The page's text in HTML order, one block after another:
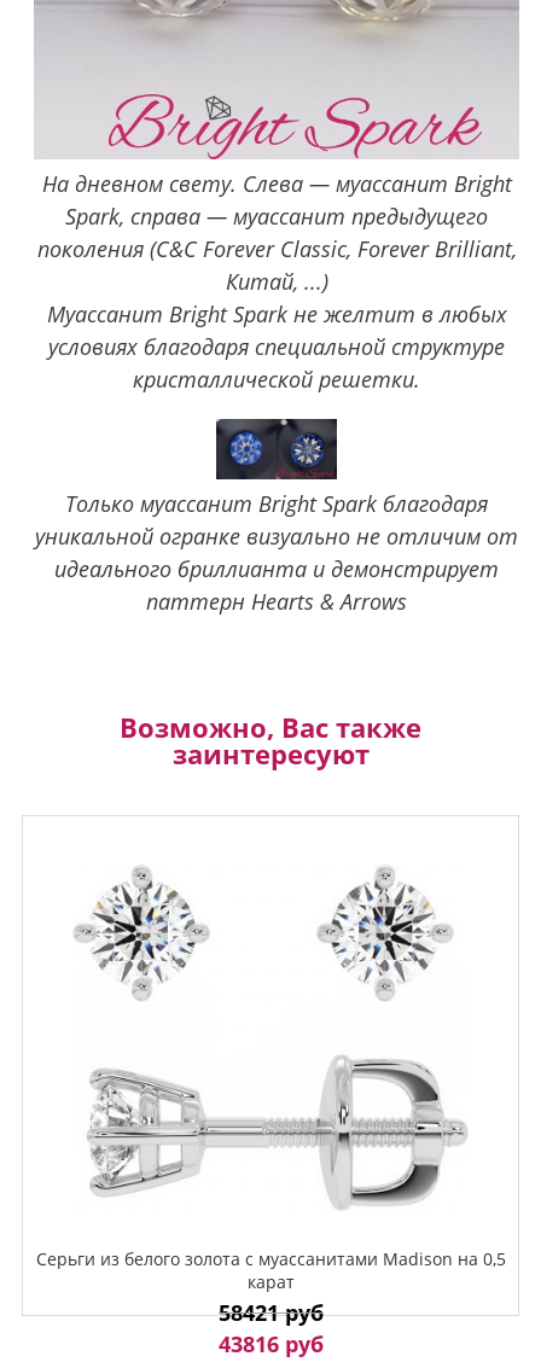
На дневном свету. Слева — муассанит Bright
Spark, справа — муассанит предыдущего
поколения (C&C Forever Classic, Forever Brilliant,
Китай, ...)
Муассанит Bright Spark не желтит в любых
условиях благодаря специальной структуре
кристаллической решетки.
Только муассанит Bright Spark благодаря
уникальной огранке визуально не отличим от
идеального бриллианта и демонстрирует
паттерн Hearts & Arrows
Возможно, Вас также
заинтересуют
Серьги из белого золота с муассанитами Madison на 0,5
карат
58421 руб
43816 руб